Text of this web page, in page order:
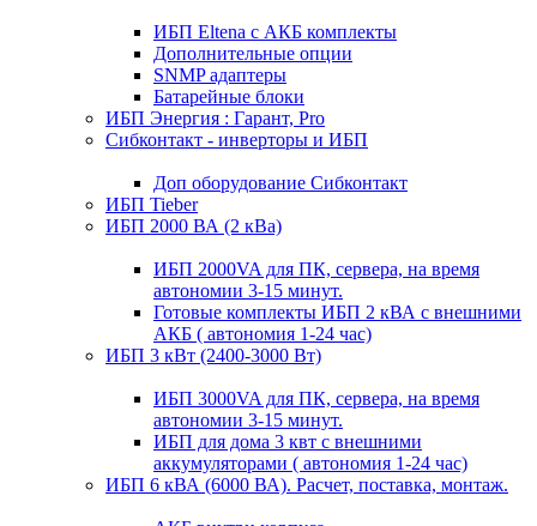
ИБП Eltena с АКБ комплекты
Дополнительные опции
SNMP адаптеры
Батарейные блоки
ИБП Энергия : Гарант, Pro
Сибконтакт - инверторы и ИБП
Доп оборудование Сибконтакт
ИБП Tieber
ИБП 2000 ВА (2 кВа)
ИБП 2000VA для ПК, сервера, на время
автономии 3-15 минут.
Готовые комплекты ИБП 2 кВА с внешними
АКБ ( автономия 1-24 час)
ИБП 3 кВт (2400-3000 Вт)
ИБП 3000VA для ПК, сервера, на время
автономии 3-15 минут.
ИБП для дома 3 квт с внешними
аккумуляторами ( автономия 1-24 час)
ИБП 6 кВА (6000 ВА). Расчет, поставка, монтаж.